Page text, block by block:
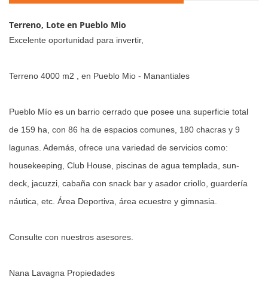
Terreno, Lote en Pueblo Mio
Excelente oportunidad para invertir,
Terreno 4000 m2 , en Pueblo Mio - Manantiales
Pueblo Mío es un barrio cerrado que posee una superficie total
de 159 ha, con 86 ha de espacios comunes, 180 chacras y 9
lagunas. Además, ofrece una variedad de servicios como:
housekeeping, Club House, piscinas de agua templada, sun-
deck, jacuzzi, cabaña con snack bar y asador criollo, guardería
náutica, etc. Área Deportiva, área ecuestre y gimnasia.
Consulte con nuestros asesores.
Nana Lavagna Propiedades